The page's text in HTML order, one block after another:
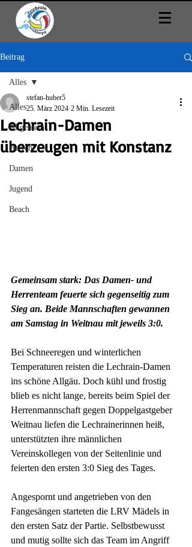
Beitrag
Alles
Allgemein
Herren
Damen
Jugend
Beach
Alles
Lechrain-Damen
überzeugen mit Konstanz
stefan-huber5
25. März 2024 2 Min. Lesezeit
Gemeinsam stark: Das Damen- und
Herrenteam feuerte sich gegenseitig zum
Sieg an. Beide Mannschaften gewannen
am Samstag in Weitnau mit jeweils 3:0.
Bei Schneeregen und winterlichen
Temperaturen reisten die Lechrain-Damen
ins schöne Allgäu. Doch kühl und frostig
blieb es nicht lange, bereits beim Spiel der
Herrenmannschaft gegen Doppelgastgeber
Weitnau liefen die Lechrainerinnen heiß,
unterstützten ihre männlichen
Vereinskollegen von der Seitenlinie und
feierten den ersten 3:0 Sieg des Tages.
Angespornt und angetrieben von den
Fangesängen starteten die LRV Mädels in
den ersten Satz der Partie. Selbstbewusst
und mutig sollte sich das Team im Angriff